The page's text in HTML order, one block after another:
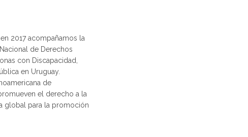
2017 acompañamos la
de Derechos
con Discapacidad,
en Uruguay.
de
el derecho a la
global para la promoción